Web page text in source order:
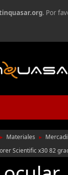
. Por
► Materiales ►
Scientific x30 82